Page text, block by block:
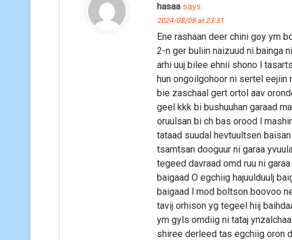
hasaa says:
2024/08/08 at 23:31
Ene rashaan deer chini goy ym
2-n ger buliin naizuud ni bainga
arhi uuj bilee ehnii shono l
hun ongoilgohoor ni sertel
bie zaschaal gert ortol aav
geel kkk bi bushuuhan garaad
oruulsan bi ch bas orood l
tataad suudal hevtuultsen
tsamtsan dooguur ni garaa
tegeed davraad omd ruu ni
baigaad O egchiig hajuulduulj
baigaad l mod boltson boovoo
tavij orhison yg tegeel hiij
ym gyls omdiig ni tataj
shiree derleed tas egchiig oron